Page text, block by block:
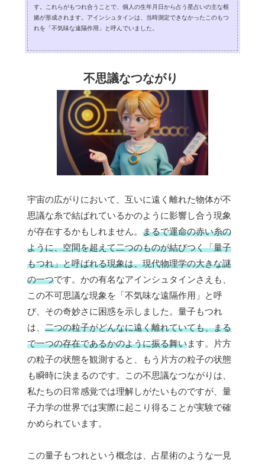
す。これらがもつれ合うことで、個人の生年月日から占う星占いの主な根
拠が形成されます。アインシュタインは、当時測定できなかったこのもつ
れを「不気味な遠隔作用」と呼んでいました。
不思議なつながり
宇宙の広がりにおいて、互いに遠く離れた物体が不
思議な糸で結ばれているかのように影響し合う現象
が存在するかもしれません。 まるで運命の赤い糸の
ように、空間を超えて二つのものが結びつく「量子
もつれ」と呼ばれる現象は、現代物理学の大きな謎
の一つです。かの有名なアインシュタインさえも、
この不可思議な現象を「不気味な遠隔作用」と呼
び、その奇妙さに困惑を示しました。量子もつれ
は、 二つの粒子がどんなに遠く離れていても、まる
で一つの存在であるかのように振る舞います。片方
の粒子の状態を観測すると、もう片方の粒子の状態
も瞬時に決まるのです。この不思議なつながりは、
私たちの日常感覚では理解しがたいものですが、量
子力学の世界では実際に起こり得ることが実験で確
かめられています。
この量子もつれという概念は、占星術のような一見